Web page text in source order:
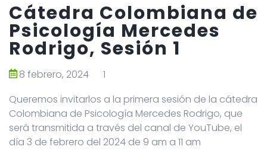
Cátedra Colombiana de
Psicología Mercedes
Rodrigo, Sesión 1
8 febrero, 2024
1
Queremos invitarlos a la primera sesión de la cátedra
Colombiana de Psicología Mercedes Rodrigo, que
será transmitida a través del canal de YouTube, el
día 3 de febrero del 2024 de 9 am a 11 am